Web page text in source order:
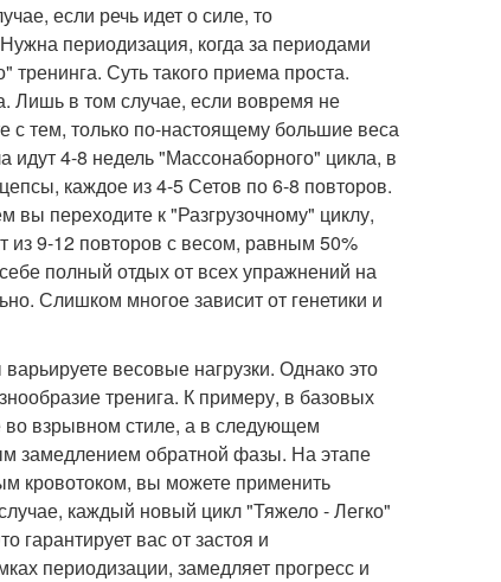
если речь идет о силе, то
периодизация, когда за периодами
Суть такого приема проста.
Лишь в том случае, если вовремя не
с тем, только по-настоящему большие веса
идут 4-8 недель "Массонаборного" цикла, в
каждое из 4-5 Сетов по 6-8 повторов.
вы переходите к "Разгрузочному" циклу,
из 9-12 повторов с весом, равным 50%
полный отдых от всех упражнений на
Слишком многое зависит от генетики и
весовые нагрузки. Однако это
тренига. К примеру, в базовых
взрывном стиле, а в следующем
замедлением обратной фазы. На этапе
кровотоком, вы можете применить
каждый новый цикл "Тяжело - Легко"
гарантирует вас от застоя и
периодизации, замедляет прогресс и